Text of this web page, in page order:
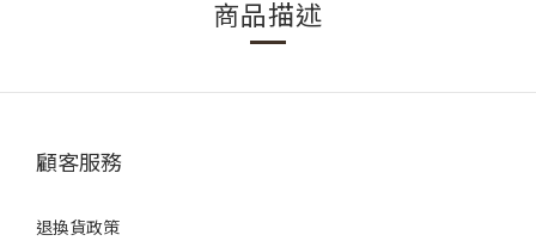
商品描述
顧客服務
退換貨政策